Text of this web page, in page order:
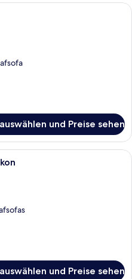
Ein Hotelzimmer mit Bett, Sofa,
und Preise sehen
Ein Hotelzimmer mit zwei Betten,
und Preise sehen